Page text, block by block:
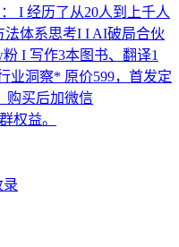
I 经历了从20人到上千人
体系思考I I AI破局合伙
I 写作3本图书、翻译1
业洞察* 原价599，首发定
购买后加微信
权益。
录